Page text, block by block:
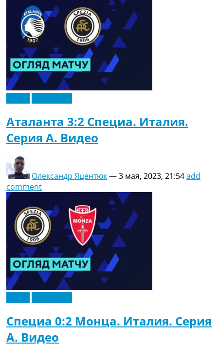
Аталанта 3:2 Специа. Италия.
Серия A. Видео
Олександр Яцентюк—3 мая, 2023, 21:54add
comment
Специа 0:2 Монца. Италия. Серия
A. Видео